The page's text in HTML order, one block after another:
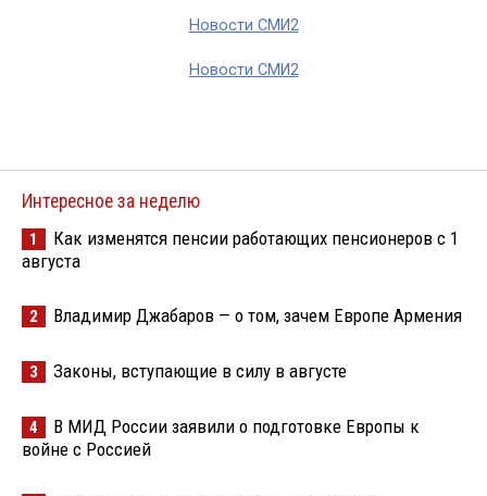
Новости СМИ2
Новости СМИ2
Интересное за неделю
1
Как изменятся пенсии работающих пенсионеров с 1
августа
2 Владимир Джабаров — о том, зачем Европе Армения
3 Законы, вступающие в силу в августе
4
В МИД России заявили о подготовке Европы к
войне с Россией